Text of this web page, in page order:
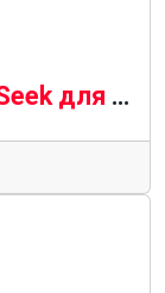
Хакер использует ИИ DeepSeek для автономной атаки на уязвимые серверы